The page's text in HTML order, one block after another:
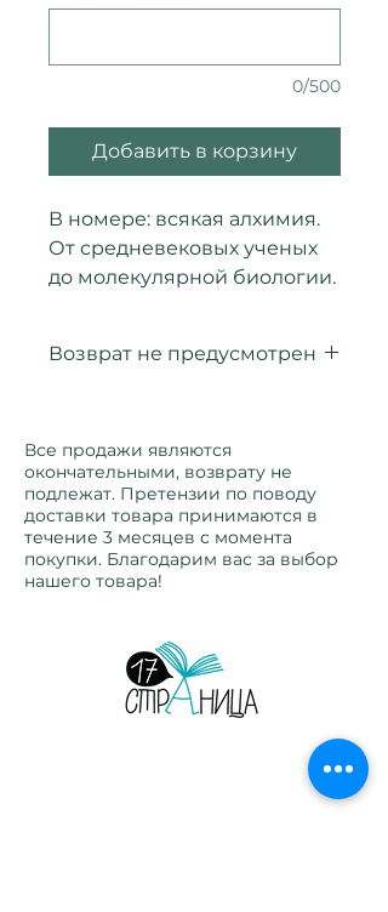
0/500
Добавить в корзину
В номере: всякая алхимия.
От средневековых ученых
до молекулярной биологии.
Возврат не предусмотрен
Все продажи являются
окончательными, возврату не
подлежат. Претензии по поводу
доставки товара принимаются в
течение 3 месяцев с момента
покупки. Благодарим вас за выбор
нашего товара!
Страница 17. Издательство. Детские и
взрослые книги на русском языке.